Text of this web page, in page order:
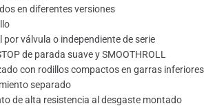
en diferentes versiones
válvula o independiente de serie
de parada suave y SMOOTHROLL
con rodillos compactos en garras inferiores
separado
de alta resistencia al desgaste montado